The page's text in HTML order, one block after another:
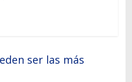
ser las más